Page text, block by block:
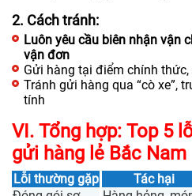
2. Cách tránh:
Luôn yêu cầu biên nhận vận
vận đơn
Gửi hàng tại điểm chính
Tránh gửi hàng qua “cò xe”,
tính
VI. Tổng hợp: Top 5
gửi hàng lẻ Bắc Nam
Lỗi thường gặp Tác hại